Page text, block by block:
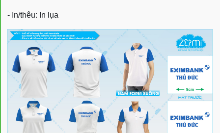
- In/thêu: In lụa